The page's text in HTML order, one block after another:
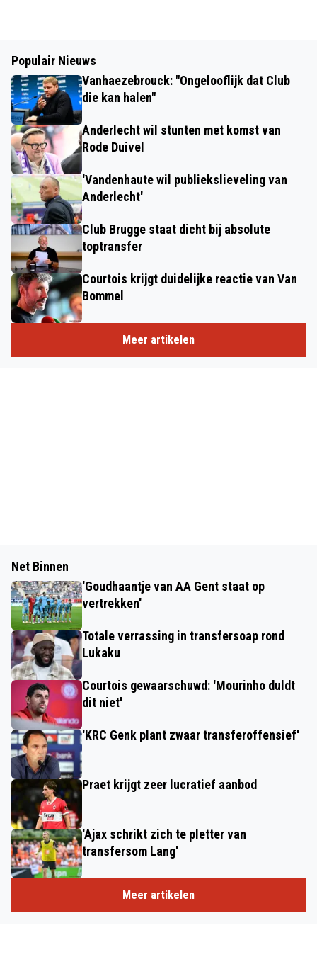
Populair Nieuws
Vanhaezebrouck: "Ongelooflijk dat Club
die kan halen"
Anderlecht wil stunten met komst van
Rode Duivel
'Vandenhaute wil publiekslieveling van
Anderlecht'
Club Brugge staat dicht bij absolute
toptransfer
Courtois krijgt duidelijke reactie van Van
Bommel
Meer artikelen
Net Binnen
'Goudhaantje van AA Gent staat op
vertrekken'
Totale verrassing in transfersoap rond
Lukaku
Courtois gewaarschuwd: 'Mourinho duldt
dit niet'
'KRC Genk plant zwaar transferoffensief'
Praet krijgt zeer lucratief aanbod
'Ajax schrikt zich te pletter van
transfersom Lang'
Meer artikelen